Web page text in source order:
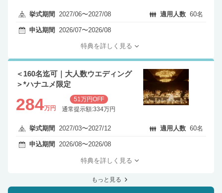
挙式期間 2027/06〜2027/08 適用人数 60名
申込期間 2026/07〜2026/08
特典を詳しく見る
＜160名迄可｜大人数ウエディング
＞*ハナユメ限定
284万円
51万円OFF
通常提示額:334万円
挙式期間 2027/03〜2027/12 適用人数 60名
申込期間 2026/08〜2026/08
特典を詳しく見る
もっと見る